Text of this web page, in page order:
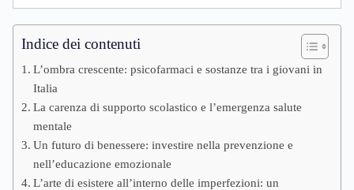
Indice dei contenuti
L’ombra crescente: psicofarmaci e sostanze tra i giovani in
Italia
La carenza di supporto scolastico e l’emergenza salute
mentale
Un futuro di benessere: investire nella prevenzione e
nell’educazione emozionale
L’arte di esistere all’interno delle imperfezioni: un